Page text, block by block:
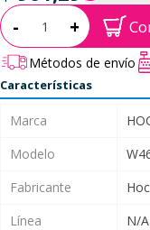
Cantidad:
- +
Métodos de envío
Características
Marca
Modelo
Fabricante
Línea
N/A